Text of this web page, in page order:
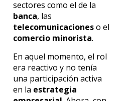
sectores como el de la
banca, las
telecomunicacioneso el
comercio minorista.
En aquel momento, el rol
era reactivo y no tenía
una participación activa
en la estrategia